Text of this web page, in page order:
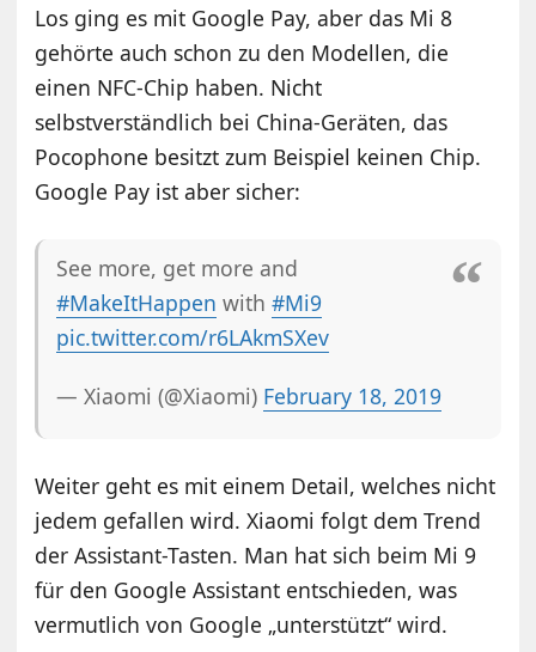
Los ging es mit Google Pay, aber das Mi 8
gehörte auch schon zu den Modellen, die
einen NFC-Chip haben. Nicht
selbstverständlich bei China-Geräten, das
Pocophone besitzt zum Beispiel keinen Chip.
Google Pay ist aber sicher:
See more, get more and
#MakeItHappen with#Mi9
pic.twitter.com/r6LAkmSXev
— Xiaomi (@Xiaomi) February 18, 2019
Weiter geht es mit einem Detail, welches nicht
jedem gefallen wird. Xiaomi folgt dem Trend
der Assistant-Tasten. Man hat sich beim Mi 9
für den Google Assistant entschieden, was
vermutlich von Google „unterstützt“ wird.